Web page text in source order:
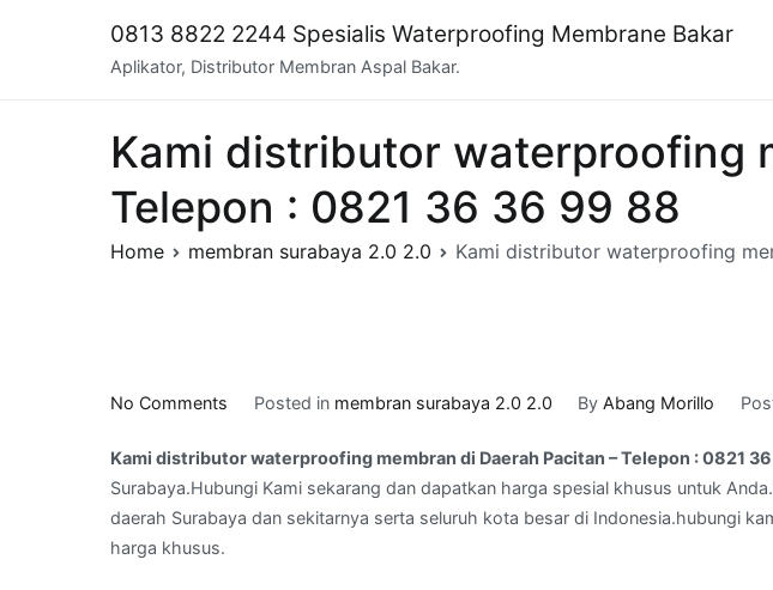
0813 8822 2244 Spesialis Waterproofing Membrane Bakar
Aplikator, Distributor Membran Aspal Bakar.
Kami distributor waterproofing
Telepon : 0821 36 36 99 88
Home membran surabaya 2.0 2.0 Kami distributor waterproofing
No Comments
distributor
waterproofing
membran
Posted in membran surabaya 2.0 2.0 ByAbang Morillo
Kami distributor waterproofing membran di Daerah Pacitan – Telepon : 0821
Surabaya.Hubungi Kami sekarang dan dapatkan harga spesial khusus untuk
daerah Surabaya dan sekitarnya serta seluruh kota besar di Indonesia.hubungi
harga khusus.